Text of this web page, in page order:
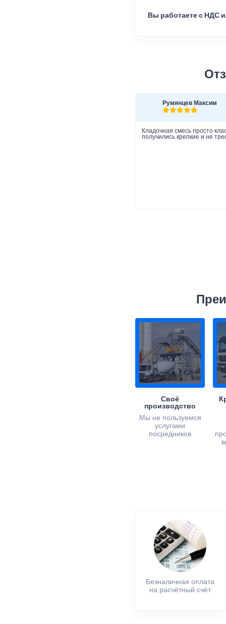
Вы работаете с НДС
Румянцев Максим
Кладочная смесь просто
получились крепкие и не
Своё
производство
Мы не пользуемся
услугами
посредников
Безналичная оплата
на расчётный счёт